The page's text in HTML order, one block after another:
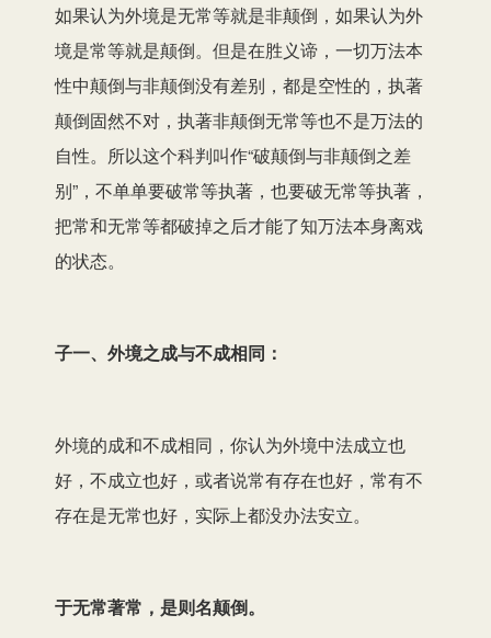
如果认为外境是无常等就是非颠倒，如果认为外
境是常等就是颠倒。但是在胜义谛，一切万法本
性中颠倒与非颠倒没有差别，都是空性的，执著
颠倒固然不对，执著非颠倒无常等也不是万法的
自性。所以这个科判叫作“破颠倒与非颠倒之差
别”，不单单要破常等执著，也要破无常等执著，
把常和无常等都破掉之后才能了知万法本身离戏
的状态。
子一、外境之成与不成相同：
外境的成和不成相同，你认为外境中法成立也
好，不成立也好，或者说常有存在也好，常有不
存在是无常也好，实际上都没办法安立。
于无常著常，是则名颠倒。